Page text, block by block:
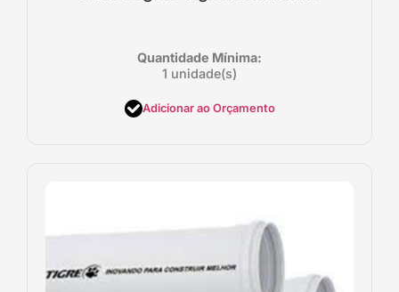
Quantidade Mínima:
1 unidade(s)
Adicionar ao Orçamento